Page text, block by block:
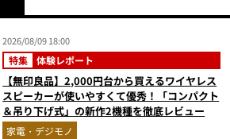
2026/08/09 18:00
特集 体験レポート
【無印良品】2,000円台から買えるワイヤレス
スピーカーが使いやすくて優秀！「コンパクト
＆吊り下げ式」の新作2機種を徹底レビュー
家電・デジモノ